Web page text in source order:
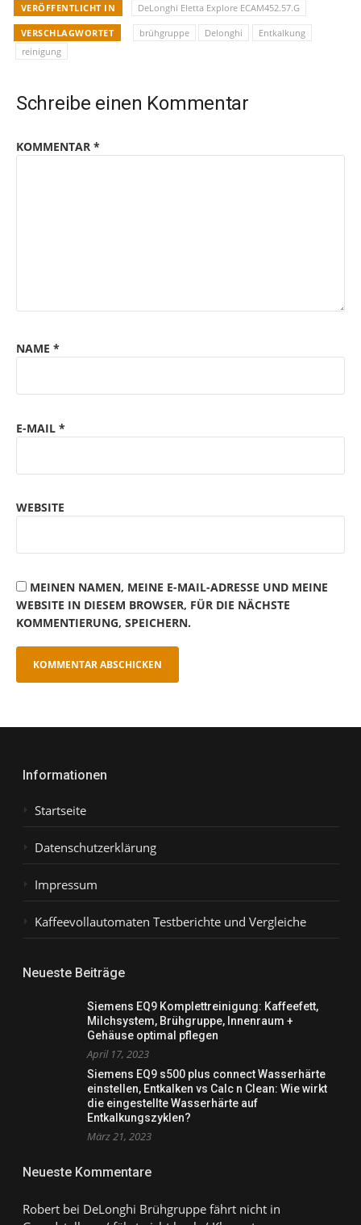
VERÖFFENTLICHT IN DeLonghi Eletta Explore ECAM452.57.G
VERSCHLAGWORTET brühgruppe Delonghi
Entkalkung
reinigung
Schreibe einen Kommentar
KOMMENTAR *
NAME *
E-MAIL *
WEBSITE
MEINEN NAMEN, MEINE E-MAIL-ADRESSE UND MEINE
WEBSITE IN DIESEM BROWSER, FÜR DIE NÄCHSTE
KOMMENTIERUNG, SPEICHERN.
Informationen
Startseite
Datenschutzerklärung
Impressum
Kaffeevollautomaten Testberichte und Vergleiche
Neueste Beiträge
Siemens EQ9 Komplettreinigung: Kaffeefett,
Milchsystem, Brühgruppe, Innenraum +
Gehäuse optimal pflegen
April 17, 2023
Siemens EQ9 s500 plus connect Wasserhärte
einstellen, Entkalken vs Calc n Clean: Wie wirkt
die eingestellte Wasserhärte auf
Entkalkungszyklen?
März 21, 2023
Neueste Kommentare
Robertbei DeLonghi Brühgruppe fährt nicht in